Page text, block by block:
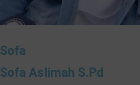
Sofa
Sofa Aslimah S.Pd